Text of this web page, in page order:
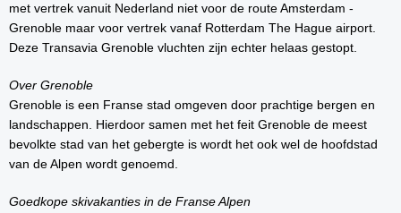
met vertrek vanuit Nederland niet voor de route Amsterdam -
Grenoble maar voor vertrek vanaf Rotterdam The Hague airport.
Deze Transavia Grenoble vluchten zijn echter helaas gestopt.
Over Grenoble
Grenoble is een Franse stad omgeven door prachtige bergen en
landschappen. Hierdoor samen met het feit Grenoble de meest
bevolkte stad van het gebergte is wordt het ook wel de hoofdstad
van de Alpen wordt genoemd.
Goedkope skivakanties in de Franse Alpen